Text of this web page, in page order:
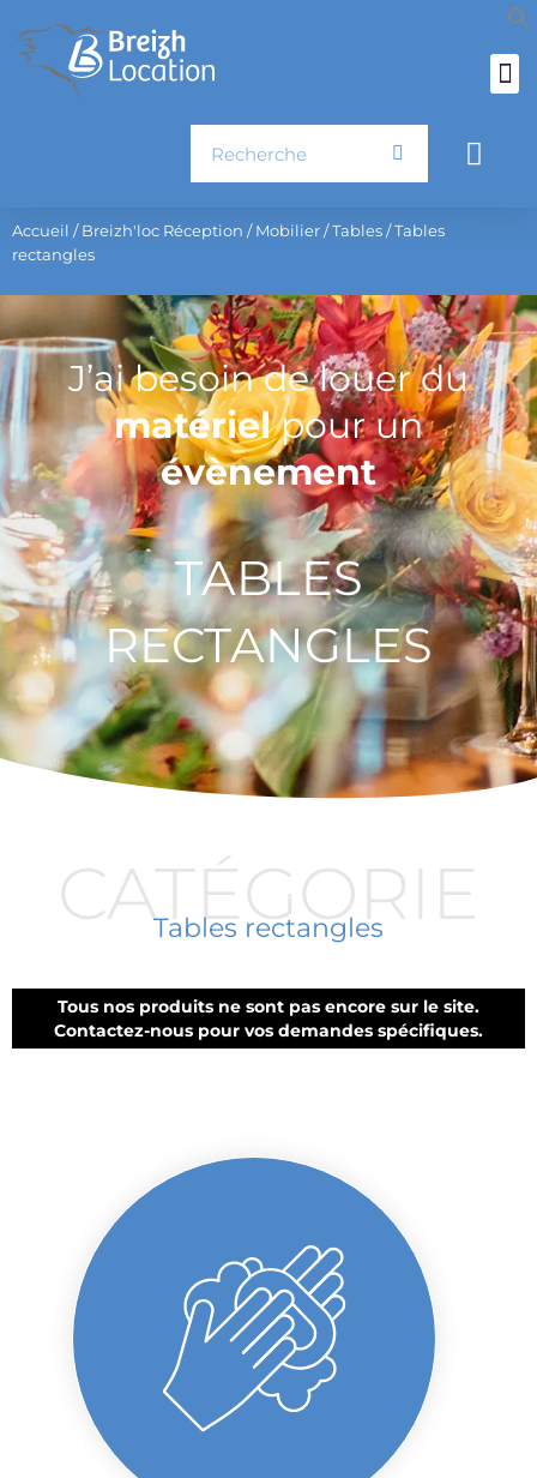
au
contenu
Accueil / Breizh'loc Réception / Mobilier /Tables / Tables
rectangles
J’ai besoin de louer du
matérielpour un
évènement
TABLES
RECTANGLES
CATÉGORIE
Tables rectangles
Tous nos produits ne sont pas encore sur le site.
Contactez-nous pour vos demandes spécifiques.